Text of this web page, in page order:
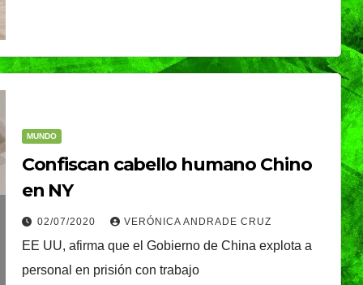
MUNDO
Confiscan cabello humano Chino
en NY
02/07/2020 VERÓNICA ANDRADE CRUZ
EE UU, afirma que el Gobierno de China explota a
personal en prisión con trabajo
NACIONAL